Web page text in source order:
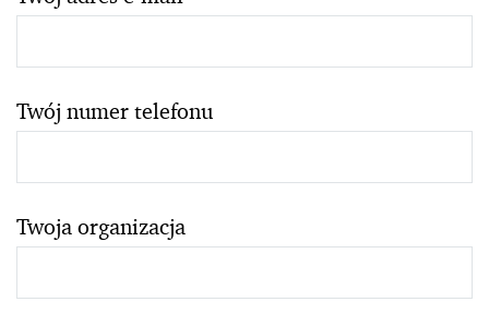
Twój numer telefonu
Twoja organizacja